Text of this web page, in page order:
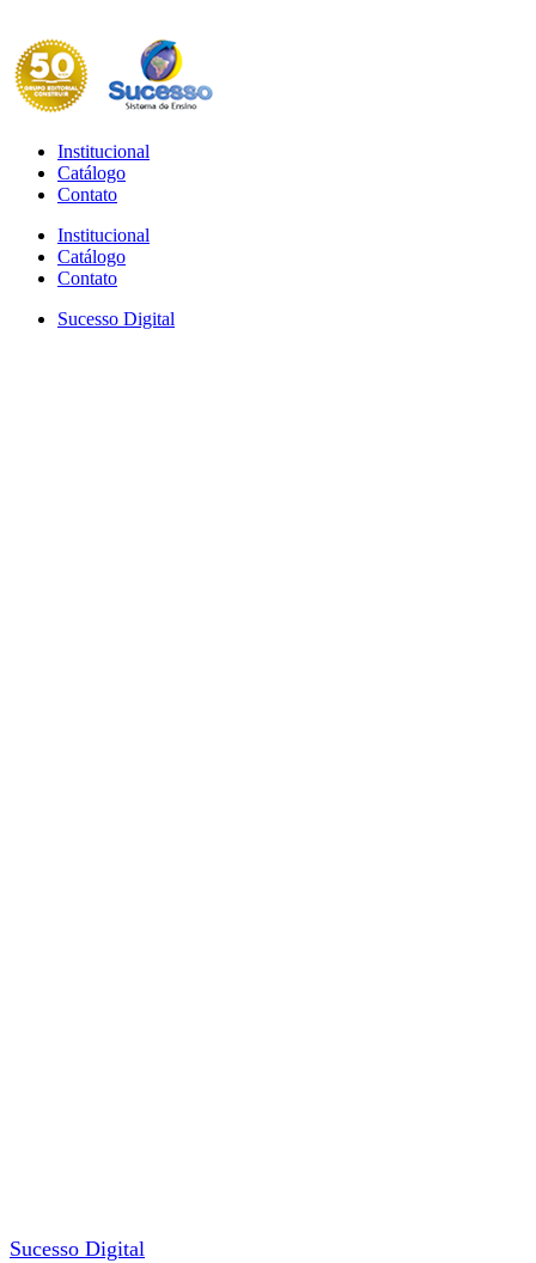
Institucional
Catálogo
Contato
Institucional
Catálogo
Contato
Sucesso Digital
Sucesso Digital